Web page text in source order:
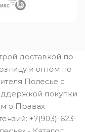
доставкой по
и оптом по
Полесье с
покупки
о Правах
+7(903)-623-